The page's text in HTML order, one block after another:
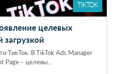
TIKTOK
целевых
загрузкой
ТикТок. В TikTok Ads Manager
– целевы...